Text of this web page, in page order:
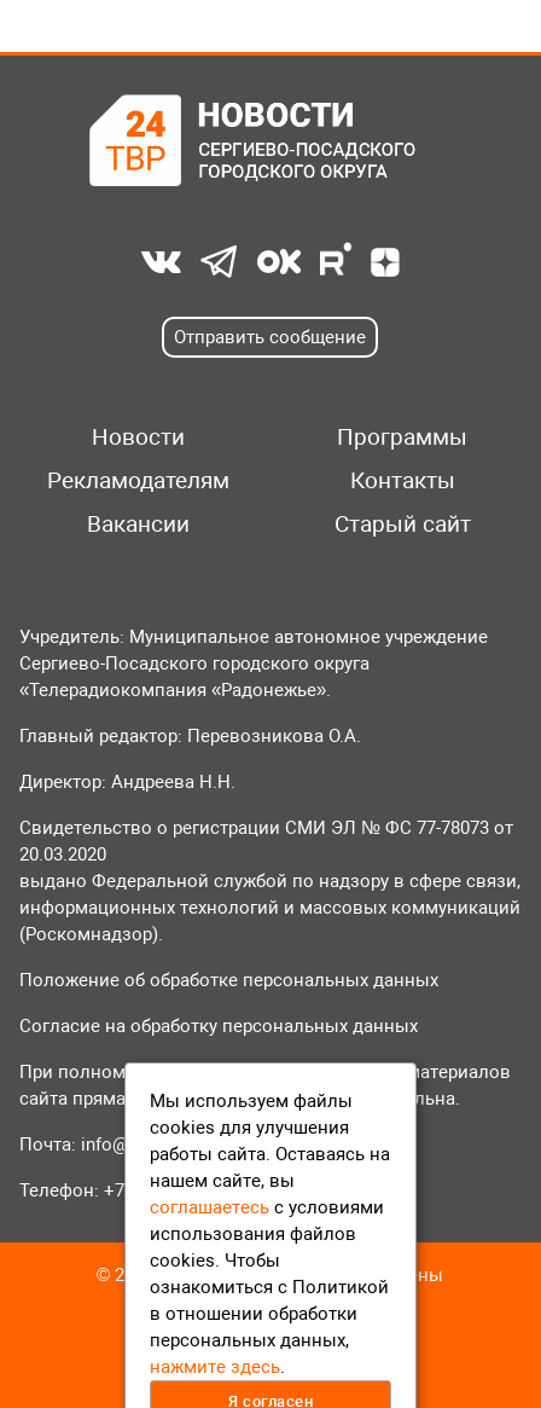
Отправить сообщение
Новости
Программы
Рекламодателям
Контакты
Вакансии
Старый сайт
Учредитель: Муниципальное автономное учреждение
Сергиево-Посадского городского округа
«Телерадиокомпания «Радонежье».
Главный редактор: Перевозникова О.А.
Директор: Андреева Н.Н.
Свидетельство о регистрации СМИ ЭЛ № ФС 77-78073 от
20.03.2020
выдано Федеральной службой по надзору в сфере связи,
информационных технологий и массовых коммуникаций
(Роскомнадзор).
Положение об обработке персональных данных
Согласие на обработку персональных данных
При полном или частичном использовании материалов
сайта прямая гиперссылка на tvr24.tv обязательна.
Почта: info@tvr24.tv
Телефон: +7 (496) 551-04-95
© 2016-2023 ТВР24 Все права защищены
Мы используем файлы
cookies для улучшения
работы сайта. Оставаясь на
нашем сайте, вы
соглашаетесь с условиями
использования файлов
cookies. Чтобы
ознакомиться с Политикой
в отношении обработки
персональных данных,
нажмите здесь.
Я согласен